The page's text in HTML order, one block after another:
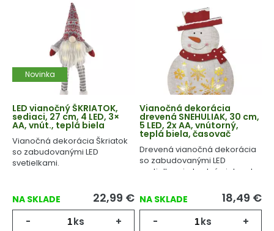
Novinka
LED vianočný ŠKRIATOK,
sediaci, 27 cm, 4 LED, 3×
AA, vnút., teplá biela
Vianočná dekorácia Škriatok
so zabudovanými LED
svetielkami.
NA SKLADE 22,99 €
- ks +
Vianočná dekorácia
drevená SNEHULIAK, 30 cm,
5 LED, 2x AA, vnútorný,
teplá biela, časovač
Drevená vianočná dekorácia
so zabudovanými LED
svetielkami, vhodná nielen do
NA SKLADE 18,49 €
- ks +